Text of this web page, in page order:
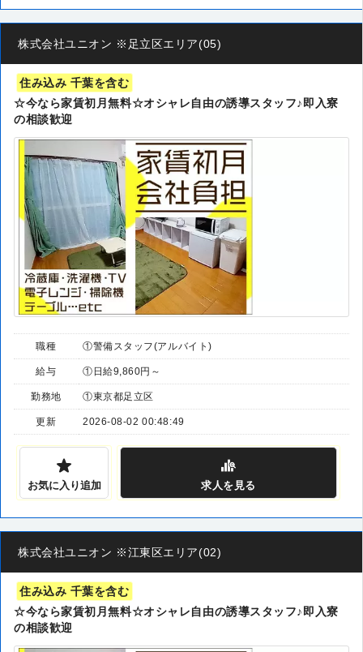
株式会社ユニオン ※足立区エリア(05)
住み込み 千葉を含む
☆今なら家賃初月無料☆オシャレ自由の誘導スタッフ♪即入寮
の相談歓迎
職種 ①警備スタッフ(アルバイト)
給与 ①日給9,860円～
勤務地 ①東京都足立区
更新 2026-08-02 00:48:49
お気に入り追加 求人 を見る
株式会社ユニオン ※江東区エリア(02)
住み込み 千葉を含む
☆今なら家賃初月無料☆オシャレ自由の誘導スタッフ♪即入寮
の相談歓迎